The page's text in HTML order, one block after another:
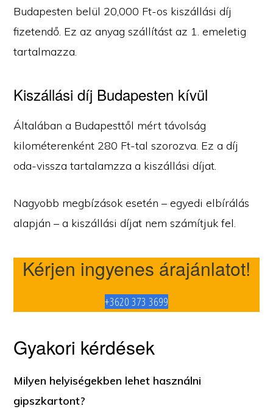
Budapesten belül 20,000 Ft-os kiszállási díj
fizetendő. Ez az anyag szállítást az 1. emeletig
tartalmazza.
Kiszállási díj Budapesten kívül
Általában a Budapesttől mért távolság
kilométerenként 280 Ft-tal szorozva. Ez a díj
oda-vissza tartalamzza a kiszállási díjat.
Nagyobb megbízások esetén – egyedi elbírálás
alapján – a kiszállási díjat nem számítjuk fel.
Kérjen ingyenes árajánlatot!
+3620 373 3699
Gyakori kérdések
Milyen helyiségekben lehet használni
gipszkartont?